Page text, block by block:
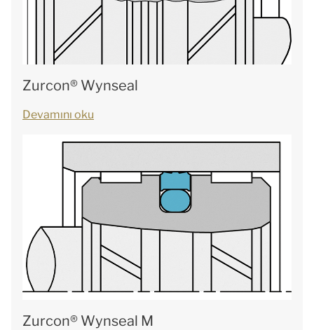
Zurcon® Wynseal
Devamını oku
Zurcon® Wynseal M